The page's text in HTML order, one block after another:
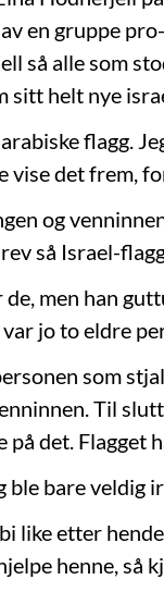
en gruppe
så alle som
sitt helt nye
flagg.
vise det frem,
og
så Israel-
men han
var jo to eldre
som
Til
på det. Flagget
ble bare veldig
like etter
henne, så